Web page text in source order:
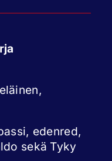
edenred,
sekä Tyky